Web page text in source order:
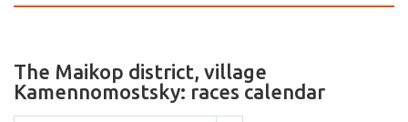
The Maikop district, village
Kamennomostsky: races calendar